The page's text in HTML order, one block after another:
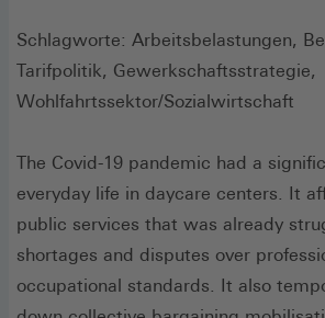
Schlagworte: Arbeitsbelastungen,
Tarifpolitik, Gewerkschaftsstrategie,
Wohlfahrtssektor/Sozialwirtschaft
The Covid-19 pandemic had a
everyday life in daycare centers. It
public services that was already
shortages and disputes over
occupational standards. It also